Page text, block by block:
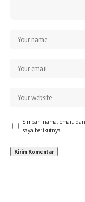
Simpan nama, email,
saya berikutnya.